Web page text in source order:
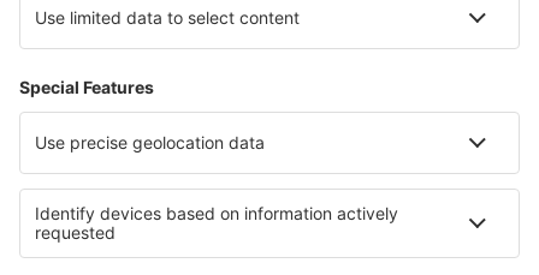
Lokacije
Internacionalna stranica
eSky.eu eSky.com eDestinos.com